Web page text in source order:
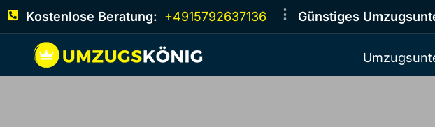
Kostenlose Beratung: +4915792637136 Günstiges